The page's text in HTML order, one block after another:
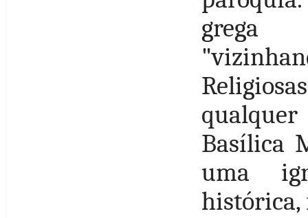
grega
qualquer
Basílica
uma
histórica,